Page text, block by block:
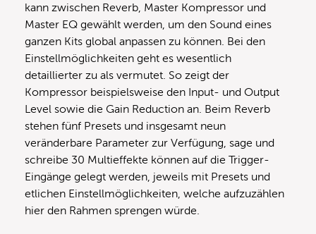
kann zwischen Reverb, Master Kompressor und
Master EQ gewählt werden, um den Sound eines
ganzen Kits global anpassen zu können. Bei den
Einstellmöglichkeiten geht es wesentlich
detaillierter zu als vermutet. So zeigt der
Kompressor beispielsweise den Input- und Output
Level sowie die Gain Reduction an. Beim Reverb
stehen fünf Presets und insgesamt neun
veränderbare Parameter zur Verfügung, sage und
schreibe 30 Multieffekte können auf die Trigger-
Eingänge gelegt werden, jeweils mit Presets und
etlichen Einstellmöglichkeiten, welche aufzuzählen
hier den Rahmen sprengen würde.